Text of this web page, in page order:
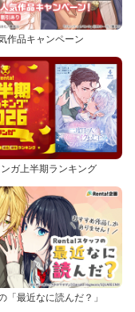
作品キャンペーン
ガ上半期ランキング
「最近なに読んだ？」